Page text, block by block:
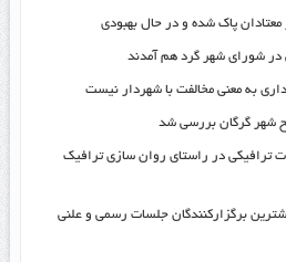
پاک شده و در حال بهبودی
در شورای شهر گرد هم آمدند
به معنی مخالفت با شهردار نیست
شهر گرگان بررسی شد
ترافیکی در راستای روان سازی ترافیک
برگزارکنندگان جلسات رسمی و علنی